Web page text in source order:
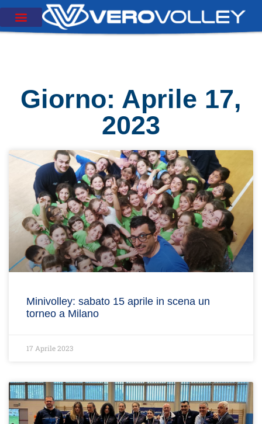
Giorno: Aprile 17,
2023
Minivolley: sabato 15 aprile in scena un
torneo a Milano
17 Aprile 2023